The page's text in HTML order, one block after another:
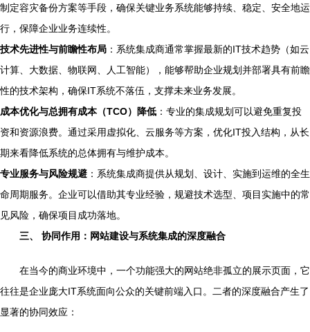
制定容灾备份方案等手段，确保关键业务系统能够持续、稳定、安全地运
行，保障企业业务连续性。
技术先进性与前瞻性布局 ：系统集成商通常掌握最新的IT技术趋势（如云
计算、大数据、物联网、人工智能），能够帮助企业规划并部署具有前瞻
性的技术架构，确保IT系统不落伍，支撑未来业务发展。
成本优化与总拥有成本（TCO）降低 ：专业的集成规划可以避免重复投
资和资源浪费。通过采用虚拟化、云服务等方案，优化IT投入结构，从长
期来看降低系统的总体拥有与维护成本。
专业服务与风险规避 ：系统集成商提供从规划、设计、实施到运维的全生
命周期服务。企业可以借助其专业经验，规避技术选型、项目实施中的常
见风险，确保项目成功落地。
三、 协同作用：网站建设与系统集成的深度融合
在当今的商业环境中，一个功能强大的网站绝非孤立的展示页面，它
往往是企业庞大IT系统面向公众的关键前端入口。二者的深度融合产生了
显著的协同效应：